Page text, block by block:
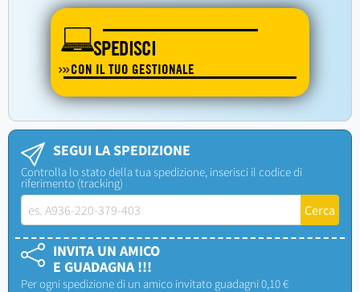
SPEDISCI
CON IL TUO GESTIONALE
SEGUI LA SPEDIZIONE
Controlla lo stato della tua spedizione, inserisci il codice di
riferimento (tracking)
INVITA UN AMICO
E GUADAGNA !!!
Per ogni spedizione di un amico invitato guadagni 0,10 €